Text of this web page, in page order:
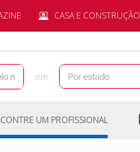
CASA E CONSTRUÇÃO
em
UM PROFISSIONAL